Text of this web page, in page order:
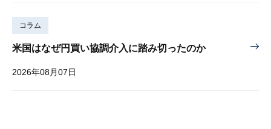
コラム
米国はなぜ円買い協調介入に踏み切ったのか
2026年08月07日